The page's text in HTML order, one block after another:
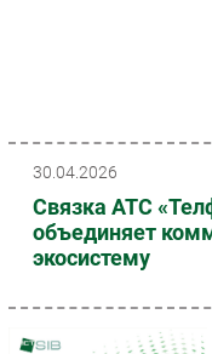
Здоровье
РАЗДЕЛЫ
Новости
30.04.2026
Связка АТС
объединяет
экосистему